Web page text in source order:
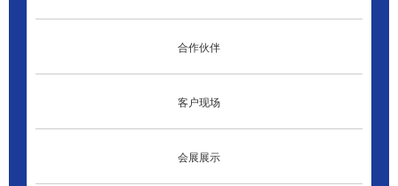
合作伙伴
客户现场
会展展示